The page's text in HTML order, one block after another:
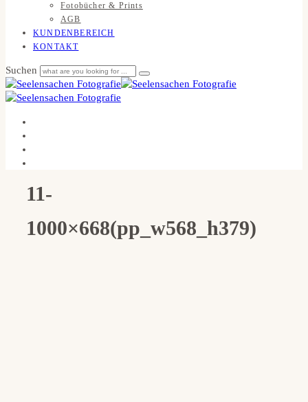
Fotobücher & Prints
AGB
KUNDENBEREICH
KONTAKT
Suchen
11-
1000×668(pp_w568_h379)